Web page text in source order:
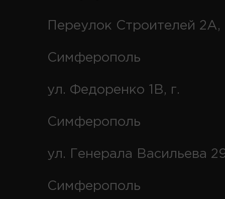
Переулок Строителей 2А,
Симферополь
ул. Федоренко 1В, г.
Симферополь
ул. Генерала Васильева
Симферополь